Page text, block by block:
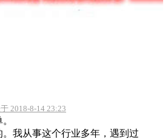
2018-8-14 23:23
。我从事这个行业多年，遇到过